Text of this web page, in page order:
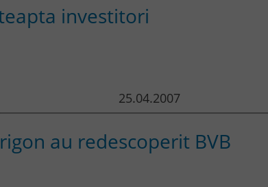
investitori
25.04.2007
au redescoperit BVB